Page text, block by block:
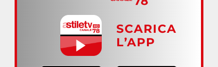
SCARICA
L’APP